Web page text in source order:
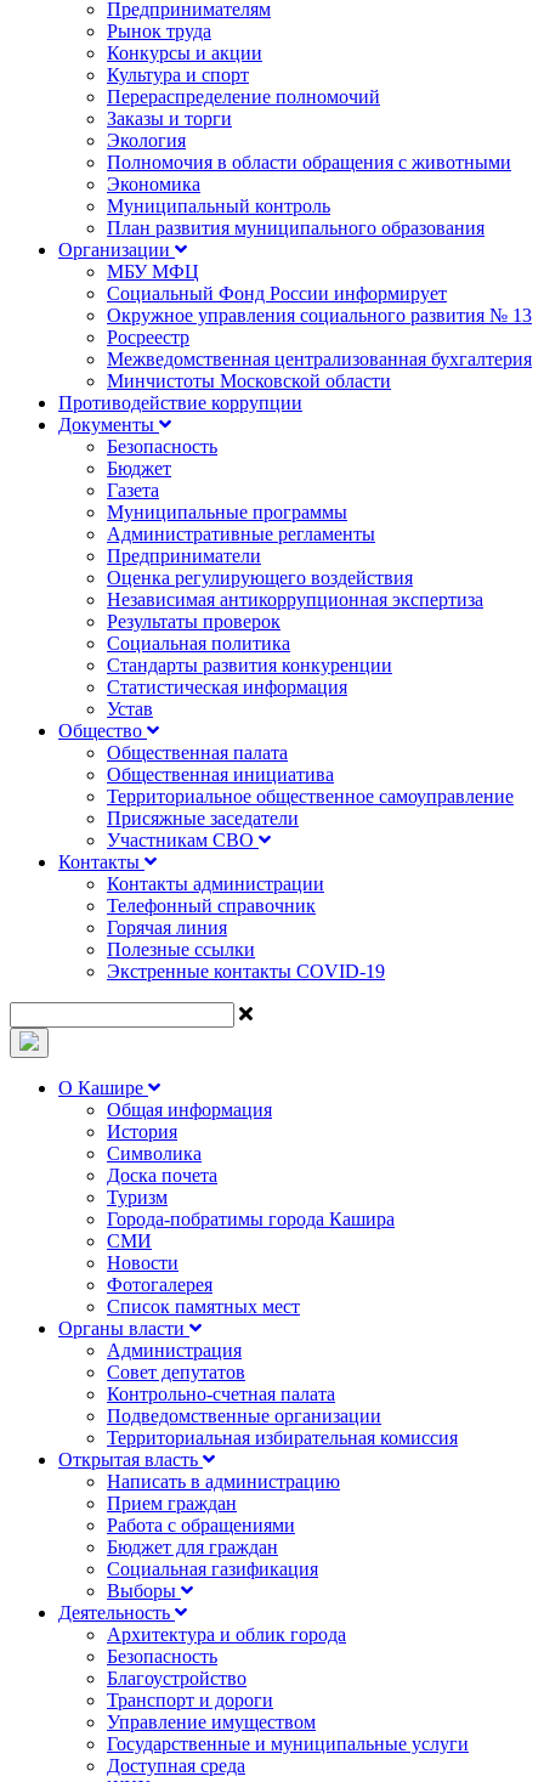
Предпринимателям
Рынок труда
Конкурсы и акции
Культура и спорт
Перераспределение полномочий
Заказы и торги
Экология
Полномочия в области обращения с животными
Экономика
Муниципальный контроль
План развития муниципального образования
Организации
МБУ МФЦ
Социальный Фонд России информирует
Окружное управления социального развития № 13
Росреестр
Межведомственная централизованная бухгалтерия
Минчистоты Московской области
Противодействие коррупции
Документы
Безопасность
Бюджет
Газета
Муниципальные программы
Административные регламенты
Предприниматели
Оценка регулирующего воздействия
Независимая антикоррупционная экспертиза
Результаты проверок
Социальная политика
Стандарты развития конкуренции
Статистическая информация
Устав
Общество
Общественная палата
Общественная инициатива
Территориальное общественное самоуправление
Присяжные заседатели
Участникам СВО
Контакты
Контакты администрации
Телефонный справочник
Горячая линия
Полезные ссылки
Экстренные контакты COVID-19
О Кашире
Общая информация
История
Символика
Доска почета
Туризм
Города-побратимы города Кашира
СМИ
Новости
Фотогалерея
Список памятных мест
Органы власти
Администрация
Совет депутатов
Контрольно-счетная палата
Подведомственные организации
Территориальная избирательная комиссия
Открытая власть
Написать в администрацию
Прием граждан
Работа с обращениями
Бюджет для граждан
Социальная газификация
Выборы
Деятельность
Архитектура и облик города
Безопасность
Благоустройство
Транспорт и дороги
Управление имуществом
Государственные и муниципальные услуги
Доступная среда